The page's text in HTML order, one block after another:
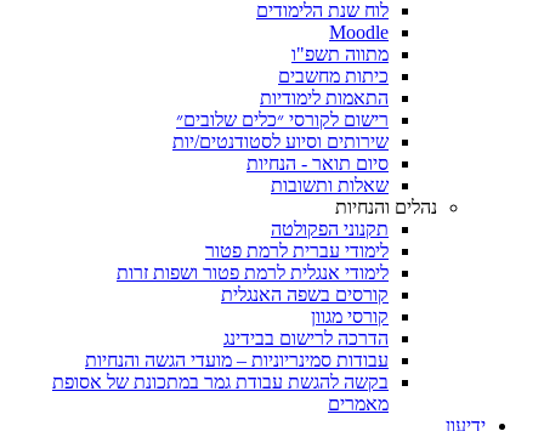
לוח שנת הלימודים
Moodle
מתווה תשפ"ו
כיתות מחשבים
התאמות לימודיות
רישום לקורסי ״כלים שלובים״
שירותים וסיוע לסטודנטים/יות
סיום תואר - הנחיות
שאלות ותשובות
נהלים והנחיות
תקנוני הפקולטה
לימודי עברית לרמת פטור
לימודי אנגלית לרמת פטור ושפות זרות
קורסים בשפה האנגלית
קורסי מגוון
הדרכה לרישום בבידינג
עבודות סמינריוניות – מועדי הגשה והנחיות
בקשה להגשת עבודת גמר במתכונת של אסופת
מאמרים
ידיעון